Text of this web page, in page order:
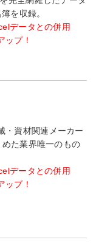
を収録。
データとの併用
ップ！
・資材関連メーカー
た業界唯一のもの
データとの併用
ップ！